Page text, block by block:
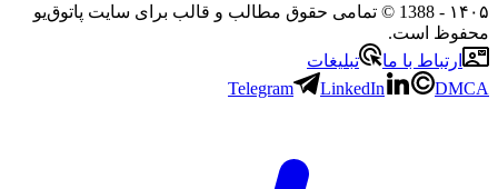
۱۴۰۵
- 1388 © تمامی حقوق مطالب و قالب برای سایت پاتوق‌یو
محفوظ است.
ارتباط با ما
تبلیغات
Telegram
LinkedIn DMCA